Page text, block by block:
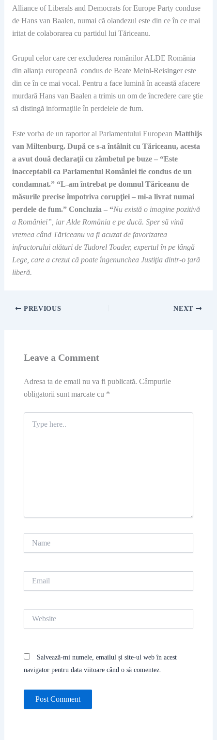
Alliance of Liberals and Democrats for Europe Party conduse
de Hans van Baalen, numai că olandezul este din ce în ce mai
iritat de colaborarea cu partidul lui Tăriceanu.
Grupul celor care cer excluderea românilor ALDE România
din alianţa europeană condus de Beate Meinl-Reisinger este
din ce în ce mai vocal. Pentru a face lumină în această afacere
murdară Hans van Baalen a trimis un om de încredere care ştie
să distingă informaţiile în perdelele de fum.
Este vorba de un raportor al Parlamentului European Matthijs
van Miltenburg. După ce s-a întâlnit cu Tăriceanu, acesta
a avut două declaraţii cu zâmbetul pe buze – “Este
inacceptabil ca Parlamentul României fie condus de un
condamnat.” “L-am întrebat pe domnul Tăriceanu de
măsurile precise împotriva corupţiei – mi-a livrat numai
perdele de fum.” Concluzia – “Nu există o imagine pozitivă
a României”, iar Alde România e pe ducă. Sper să vină
vremea când Tăriceanu va fi acuzat de favorizarea
infractorului alături de Tudorel Toader, expertul în pe lângă
Lege, care a crezut că poate îngenunchea Justiţia dintr-o ţară
liberă.
PREVIOUS NEXT
Leave a Comment
Adresa ta de email nu va fi publicată. Câmpurile
obligatorii sunt marcate cu *
here..
Salvează-mi numele, emailul și site-ul web în acest
navigator pentru data viitoare când o să comentez.